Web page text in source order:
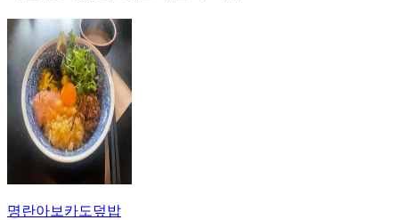
명란아보카도덮밥